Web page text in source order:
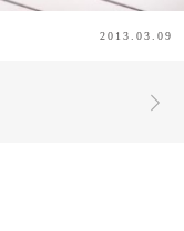
2013.03.09